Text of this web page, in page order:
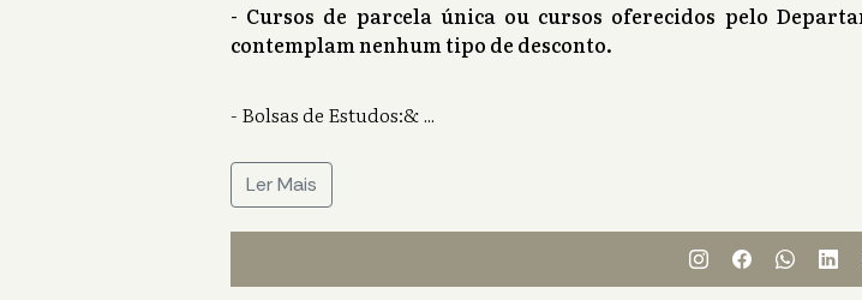
- Cursos de parcela única ou cursos oferecidos pelo
contemplam nenhum tipo de desconto.
- Bolsas de Estudos:&...
Ler Mais